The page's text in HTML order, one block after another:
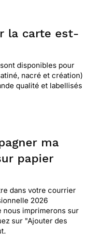
la carte est-
disponibles pour
nacré et création)
qualité et labellisés
ma
papier
dans votre courrier
2026
nous imprimerons sur
sur "Ajouter des